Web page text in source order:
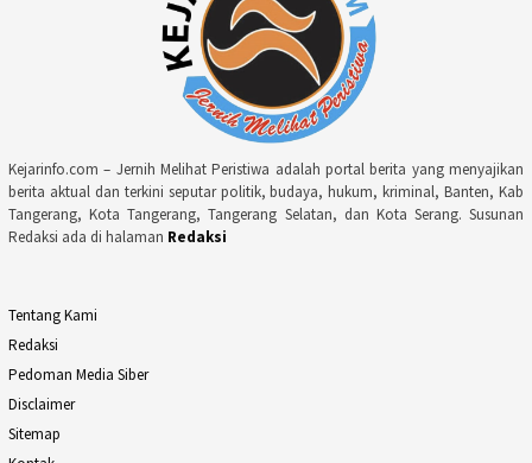
Kejarinfo.com – Jernih Melihat Peristiwa adalah portal berita yang menyajikan
berita aktual dan terkini seputar politik, budaya, hukum, kriminal, Banten, Kab
Tangerang, Kota Tangerang, Tangerang Selatan, dan Kota Serang. Susunan
Redaksi ada di halaman Redaksi
Tentang Kami
Redaksi
Pedoman Media Siber
Disclaimer
Sitemap